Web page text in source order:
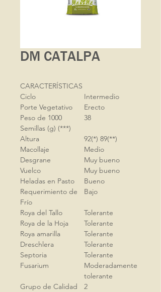
DM CATALPA
CARACTERÍSTICAS
Ciclo
Intermedio
Porte Vegetativo
Erecto
Peso de 1000
Semillas (g) (***)
38
Altura
92(*) 89(**)
Macollaje
Medio
Desgrane
Muy bueno
Vuelco
Muy bueno
Heladas en Pasto
Bueno
Requerimiento de
Frío
Bajo
Roya del Tallo
Tolerante
Roya de la Hoja
Tolerante
Roya amarilla
Tolerante
Dreschlera
Tolerante
Septoria
Tolerante
Fusarium
Moderadamente
tolerante
Grupo de Calidad
2